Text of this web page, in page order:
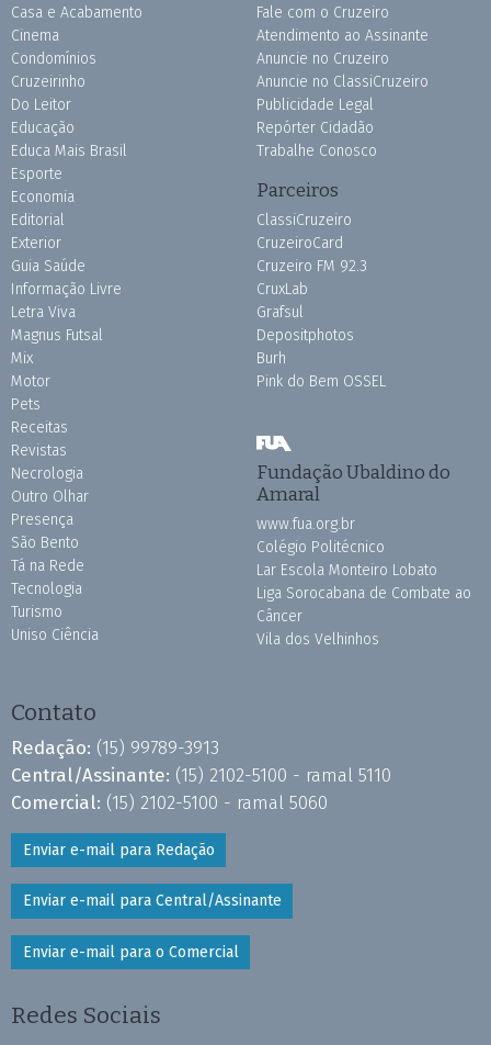
Casa e Acabamento
Cinema
Condomínios
Cruzeirinho
Do Leitor
Educação
Educa Mais Brasil
Esporte
Economia
Editorial
Exterior
Guia Saúde
Informação Livre
Letra Viva
Magnus Futsal
Mix
Motor
Pets
Receitas
Revistas
Necrologia
Outro Olhar
Presença
São Bento
Tá na Rede
Tecnologia
Turismo
Uniso Ciência
Fale com o Cruzeiro
Atendimento ao Assinante
Anuncie no Cruzeiro
Anuncie no ClassiCruzeiro
Publicidade Legal
Repórter Cidadão
Trabalhe Conosco
Parceiros
ClassiCruzeiro
CruzeiroCard
Cruzeiro FM 92.3
CruxLab
Grafsul
Depositphotos
Burh
Pink do Bem OSSEL
Fundação Ubaldino do
Amaral
www.fua.org.br
Colégio Politécnico
Lar Escola Monteiro Lobato
Liga Sorocabana de Combate ao
Câncer
Vila dos Velhinhos
Contato
Redação: (15) 99789-3913
Central/Assinante: (15) 2102-5100 - ramal 5110
Comercial: (15) 2102-5100 - ramal 5060
Enviar e-mail para Redação
Enviar e-mail para Central/Assinante
Enviar e-mail para o Comercial
Redes Sociais